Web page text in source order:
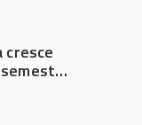
cresce